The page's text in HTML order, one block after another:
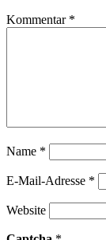
Kommentar *
Name *
E-Mail-Adresse *
Website